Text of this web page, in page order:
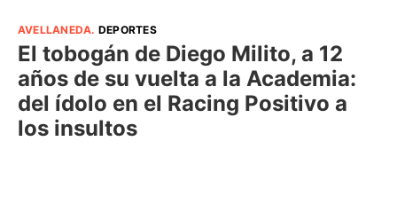
AVELLANEDA. DEPORTES
El tobogán de Diego Milito, a 12
años de su vuelta a la Academia:
del ídolo en el Racing Positivo a
los insultos